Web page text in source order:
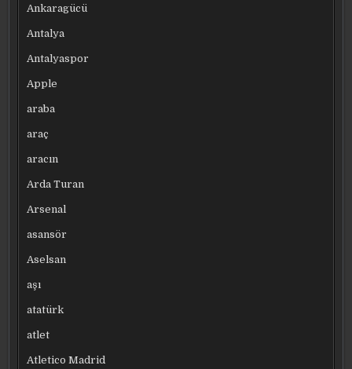
Ankaragücü
Antalya
Antalyaspor
Apple
araba
araç
aracın
Arda Turan
Arsenal
asansör
Aselsan
aşı
atatürk
atlet
Atletico Madrid